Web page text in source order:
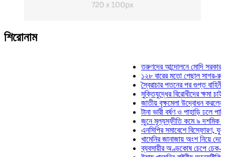
শিরোনাম
তরুণদের আন্দোলনে মোদি সরকার দুর্বল
১২৮ বারের মতো পেছাল সাগর-রুনি
স্বৈরাচার পতনের পর গুপ্ত বাহিনীর
মুক্তিযুদ্ধের বিরোধীদের ক্ষমা চাইতে
জাতীয় বৃক্ষমেলা উদ্বোধন করলেন
টানা ভারী বর্ষণ ও পাহাড়ি ঢলে পানিবন্দি
জুনে মূল্যস্ফীতি কমে ৯ দশমিক ১৬
এনসিপির সমাবেশে বিস্ফোরণ, যুবলীগের
খামেনির জানাজায় অংশ নিয়ে দেশে
ব্যবসায়ীর অণ্ডকোষ চেপে চেক-